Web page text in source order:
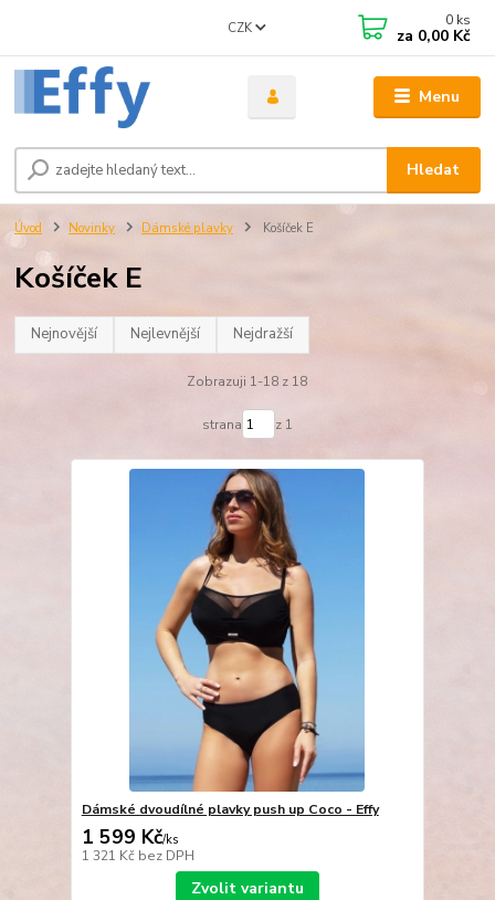
Menu
CZK
Hledat
0 ks
za 0,00 Kč
Úvod Novinky Dámské plavky Košíček E
Košíček E
Nejnovější Nejlevnější Nejdražší
Zobrazuji 1-18 z 18
strana z 1
Dámské dvoudílné plavky push up Coco - Effy
1 599 Kč/ks
1 321 Kč bez DPH
Zvolit variantu